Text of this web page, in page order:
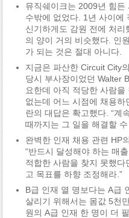
뮤직쉐이크는 2009년 힘
수밖에 없었다. 1년 사이에
신기하게도 감원 전에 처
의 양이 거의 비슷했다. 인
가 되는 것은 절대 아니다.
지금은 파산한 Circuit City
당시 부사장이었던 Walter
요한데 아직 적당한 사람
없는데 어느 시점에 채용하
란의 대답은 확고했다. “계
때까지는 그 일을 해결할
완벽한 인재 채용 관련 HP
“반드시 달성해야 하는 매
적합한 사람을 찾지 못했
고 목표를 하향 조정해라.”
B급 인재 열 명보다는 A급
살리기 위해서는 몸값 5천
원의 A급 인재 한 명이 더